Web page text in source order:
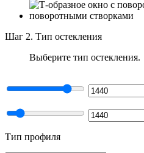
Шаг 2. Тип остекления
Выберите тип остекления.
Тип профиля